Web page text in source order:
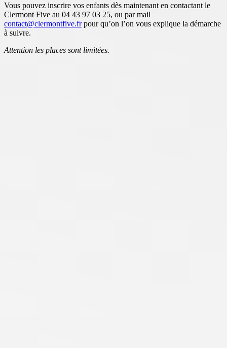
Vous pouvez inscrire vos enfants dès maintenant en contactant le
Clermont Five au 04 43 97 03 25, ou par mail
contact@clermontfive.frpour qu’on l’on vous explique la démarche
à suivre.
Attention les places sont limitées.